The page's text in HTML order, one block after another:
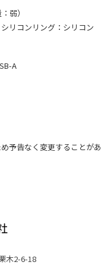
弱）
リコンリング：シリコン
A
告なく変更することがあ
木2-6-18